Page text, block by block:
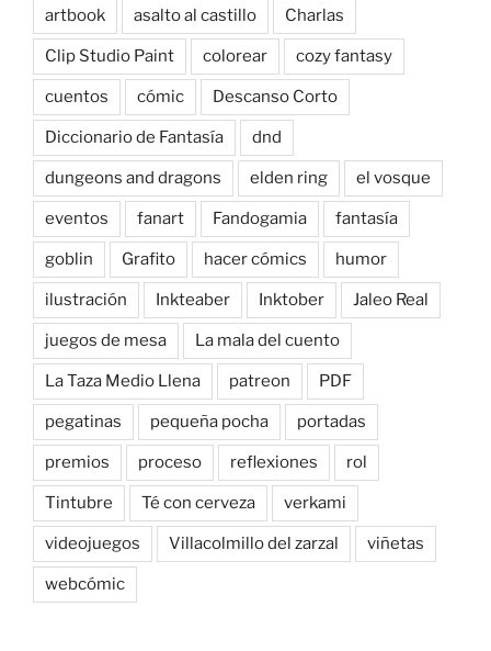
artbook asalto al castillo Charlas
Clip Studio Paint colorear cozy fantasy
cuentos cómic Descanso Corto
Diccionario de Fantasía dnd
dungeons and dragons elden ring el vosque
eventos fanart Fandogamia fantasía
goblin Grafito hacer cómics humor
ilustración Inkteaber Inktober Jaleo Real
juegos de mesa La mala del cuento
La Taza Medio Llena patreon PDF
pegatinas pequeña pocha portadas
premios proceso reflexiones rol
Tintubre Té con cerveza verkami
videojuegos Villacolmillo del zarzal viñetas
webcómic